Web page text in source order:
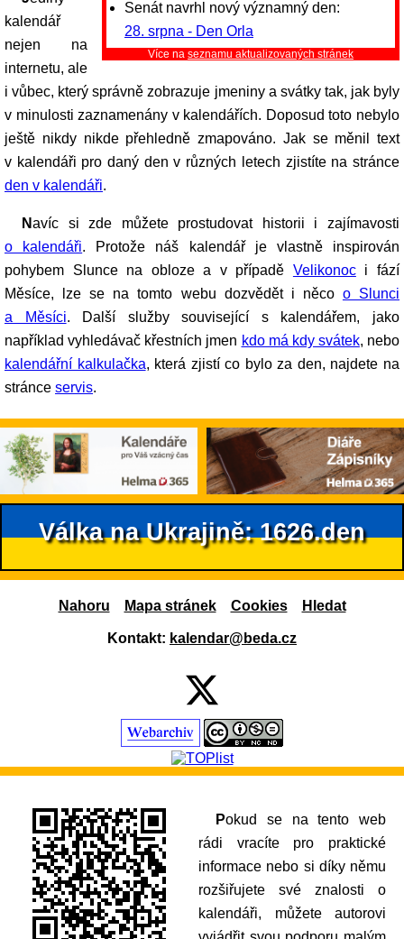
Senát navrhl nový významný den:
28. srpna - Den Orla
Více na seznamu aktualizovaných stránek
kalendář
nejen na
internetu, ale
i vůbec, který správně zobrazuje jmeniny a svátky tak, jak byly
v minulosti zaznamenány v kalendářích. Doposud toto nebylo
ještě nikdy nikde přehledně zmapováno. Jak se měnil text
v kalendáři pro daný den v různých letech zjistíte na stránce
den v kalendáři.
Navíc si zde můžete prostudovat historii i zajímavosti
o kalendáři. Protože náš kalendář je vlastně inspirován
pohybem Slunce na obloze a v případě Velikonoci fází
Měsíce, lze se na tomto webu dozvědět i něco o Slunci
a Měsíci. Další služby související s kalendářem, jako
například vyhledávač křestních jmen kdo má kdy svátek, nebo
kalendářní kalkulačka, která zjistí co bylo za den, najdete na
stránce servis.
Válka na Ukrajině: 1626.den
Nahoru Mapa stránek Cookies Hledat
Kontakt: kalendar@beda.cz
Pokud se na tento web
rádi vracíte pro praktické
informace nebo si díky němu
rozšiřujete své znalosti o
kalendáři, můžete autorovi